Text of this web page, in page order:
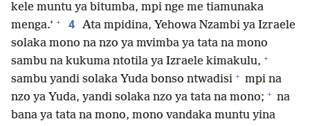
kele muntu ya bitumba, mpi nge me tiamunaka
menga.’ + 4 Ata mpidina, Yehowa Nzambi ya Izraele
solaka mono na nzo ya mvimba ya tata na mono
sambu na kukuma ntotila ya Izraele kimakulu, +
sambu yandi solaka Yuda bonso ntwadisi + mpi na
nzo ya Yuda, yandi solaka nzo ya tata na mono; + na
bana ya tata na mono, mono vandaka muntu yina